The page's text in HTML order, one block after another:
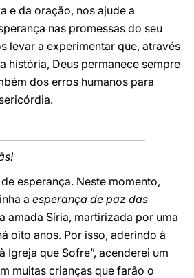
e da oração, nos ajude a
nas promessas do seu
levar a experimentar que, através
história, Deus permanece sempre
dos erros humanos para
esperança. Neste momento,
a esperança de paz das
amada Síria, martirizada por uma
oito anos. Por isso, aderindo à
Igreja que Sofre”, acenderei um
muitas crianças que farão o